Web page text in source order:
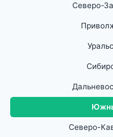
Северо-
Северо-